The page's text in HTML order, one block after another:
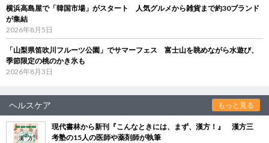
横浜高島屋で「韓国市場」がスタート 人気グルメから雑貨まで約30ブランド
が集結
2026年8月5日
「山梨県笛吹川フルーツ公園」でサマーフェス 富士山を眺めながら水遊び、
季節限定の桃のかき氷も
2026年8月3日
ヘルスケア もっと見る
現代書林から新刊『こんなときには、まず、漢方！』 漢方三
考塾の15人の医師や薬剤師が執筆